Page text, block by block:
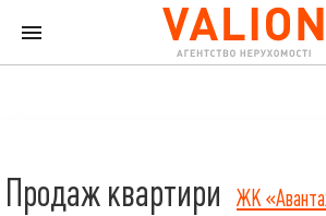
Продаж квартири ЖК